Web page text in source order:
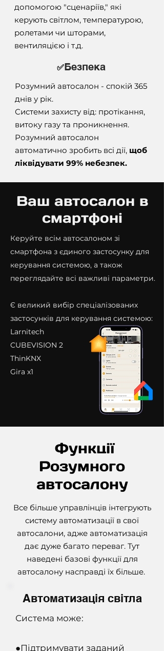
допомогою "сценаріїв," які
керують світлом, температурою,
ролетами чи шторами,
вентиляцією і т.д.
✅Безпека
Розумний автосалон - спокій 365
днів у рік.
Системи захисту від: протікання,
витоку газу та проникнення.
Розумний автосалон
автоматично зробить всі дії, щоб
ліквідувати 99% небезпек.
Ваш автосалон в
смартфоні
Керуйте всім автосалоном зі
смартфона з єдиного застосунку для
керування системою, а також
переглядайте всі важливі параметри.
Є великий вибір спеціалізованих
застосунків для керування системою:
Larnitech
CUBEVISION 2
ThinKNX
Gira x1
Функції
Розумного
автосалону
Все більше управлінців інтегрують
систему автоматизації в свої
автосалони, адже автоматизація
дає дуже багато переваг. Тут
наведені базові функції для
автосалону насправді їх більше.
Автоматизація світла
Система може:
●Підтримувати заданий